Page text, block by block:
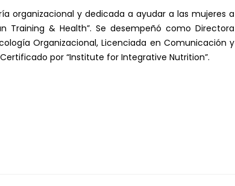
organizacional y dedicada a ayudar a las mujeres a
Training & Health”. Se desempeñó como Directora
Organizacional, Licenciada en Comunicación y
por “Institute for Integrative Nutrition”.